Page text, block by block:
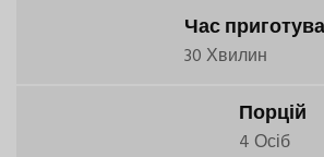
Час
30 Хвилин
Порцій
4 Осіб